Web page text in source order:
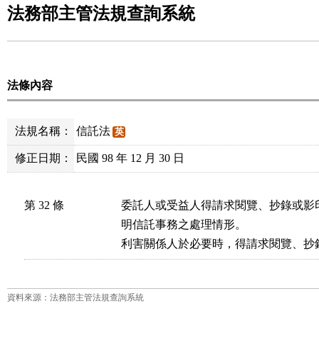
法務部主管法規查詢系統
法條內容
法規名稱： 信託法 英
修正日期： 民國 98 年 12 月 30 日
第 32 條
委託人或受益人得請求閱覽、抄錄或
明信託事務之處理情形。
利害關係人於必要時，得請求閱覽、
資料來源：法務部主管法規查詢系統